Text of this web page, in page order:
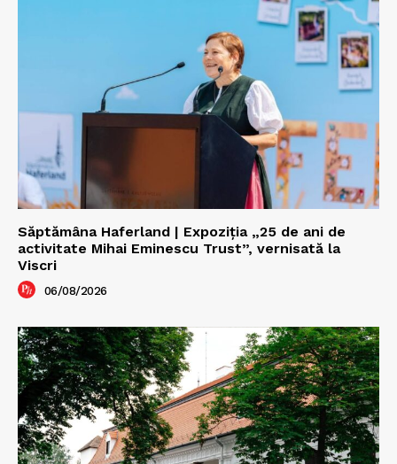
Săptămâna Haferland | Expoziţia „25 de ani de
activitate Mihai Eminescu Trust”, vernisată la
Viscri
06/08/2026